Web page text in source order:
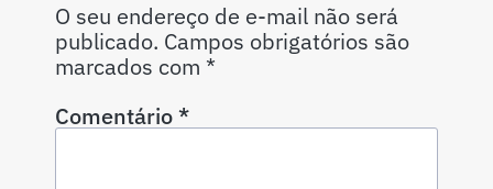
O seu endereço de e-mail não será
publicado. Campos obrigatórios são
marcados com *
Comentário*